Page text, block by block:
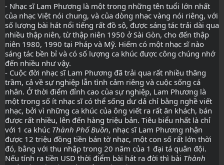
- Nhạc sĩ Lam Phương là một trong những tên tuổi lớn nhất
của nhạc Việt nói chung, và của dòng nhạc vàng nói riêng, với
số lượng bài hát nổi tiếng rất đồ sộ, được sáng tác trải dài qua
nhiều thập niên, từ thập niên 1950 ở Sài Gòn, cho đến thập
niên 1980, 1990 tại Pháp và Mỹ. Hiếm có một nhạc sĩ nào
sáng tác bền bỉ và có số lượng ca khúc được công chúng nhớ
đến nhiều như vậy.
- Cuộc đời nhạc sĩ Lam Phương đã trải qua rất nhiều thăng
trầm, cả về sự nghiệp lẫn tình cảm riêng và cuộc sống cá
nhân. Ở thời điểm đỉnh cao của sự nghiệp, Lam Phương là
một trong số ít nhạc sĩ có thể sống dư dả chỉ bằng nghề viết
nhạc, bởi vì những ca khúc của ông viết ra rất ăn khách, bán
được rất nhiều, lên đến hàng triệu bản. Tiêu biểu nhất là chỉ
với 1 ca khúc Thành Phố Buồn, nhạc sĩ Lam Phương nhận
được 12 triệu đồng tiền bán tờ nhạc, một con số rất lớn thời
đó, bằng với thu nhập trong 20 năm của 1 đại tá quân đội.
Nếu tính ra tiền USD thời điểm bài hát ra đời thì bài Thành